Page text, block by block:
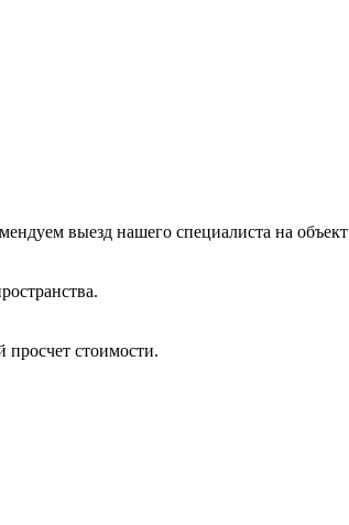
выезд нашего специалиста на объект
стоимости.